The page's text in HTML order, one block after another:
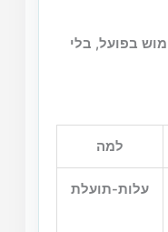
בפועל, בלי
למה
עלות-תועלת